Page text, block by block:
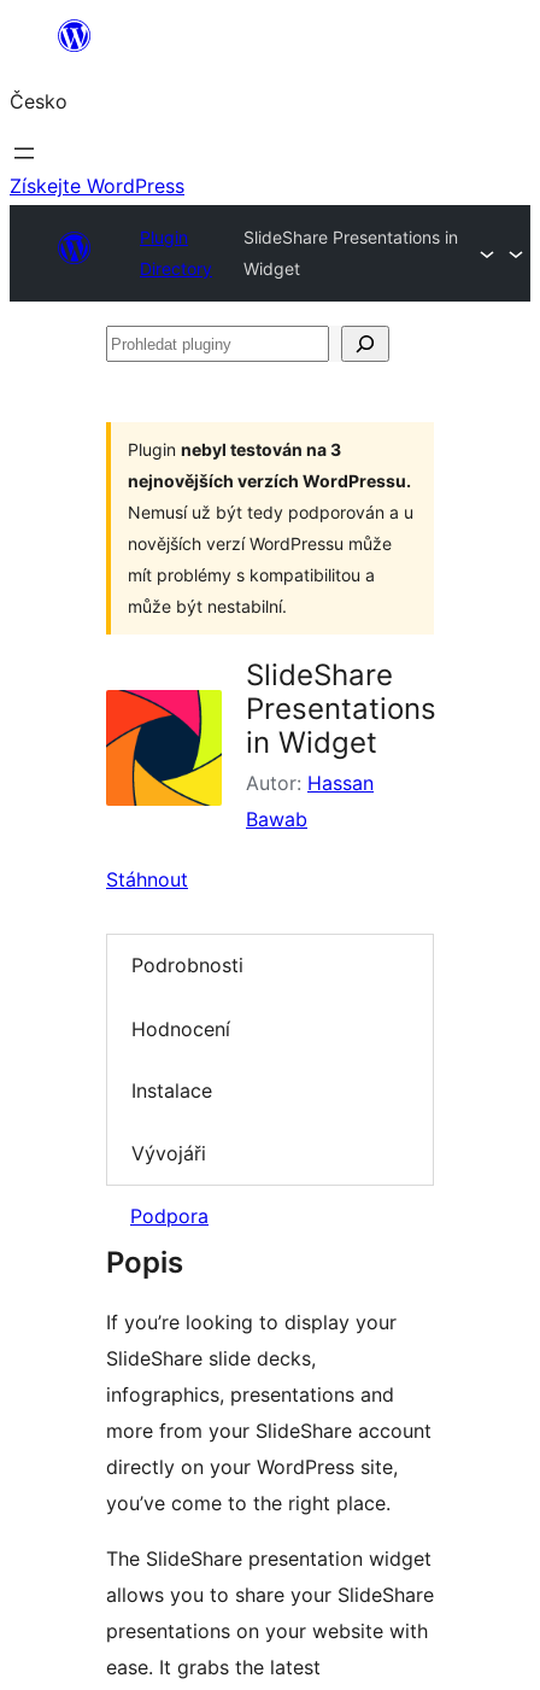
Přeskočit
obsah
Česko
Získejte WordPress
Plugin
Directory
SlideShare Presentations in
Widget
Prohledat
Plugin nebyl testován na 3
nejnovějších verzích WordPressu.
Nemusí už být tedy podporován a u
novějších verzí WordPressu může
mít problémy s kompatibilitou a
může být nestabilní.
SlideShare
Presentations
in Widget
Autor: Hassan
Bawab
Stáhnout
Podrobnosti
Hodnocení
Instalace
Vývojáři
Podpora
Popis
If you’re looking to display your
SlideShare slide decks,
infographics, presentations and
more from your SlideShare account
directly on your WordPress site,
you’ve come to the right place.
The SlideShare presentation widget
allows you to share your SlideShare
presentations on your website with
ease. It grabs the latest